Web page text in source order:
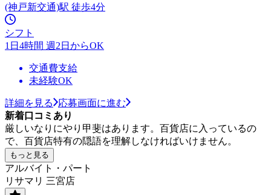
(神戸新交通)駅 徒歩4分
シフト
1日4時間 週2日からOK
交通費支給
未経験OK
詳細を見る
応募画面に進む
新着口コミあり
厳しいなりにやり甲斐はあります。百貨店に入っているの
で、百貨店特有の隠語を理解しなければいけません。
もっと見る
アルバイト・パート
リサマリ 三宮店